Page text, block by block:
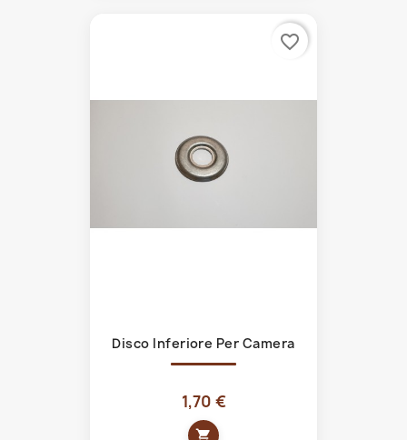
Disco Inferiore Per Camera
1,70 €
shopping_cart
favorite_border